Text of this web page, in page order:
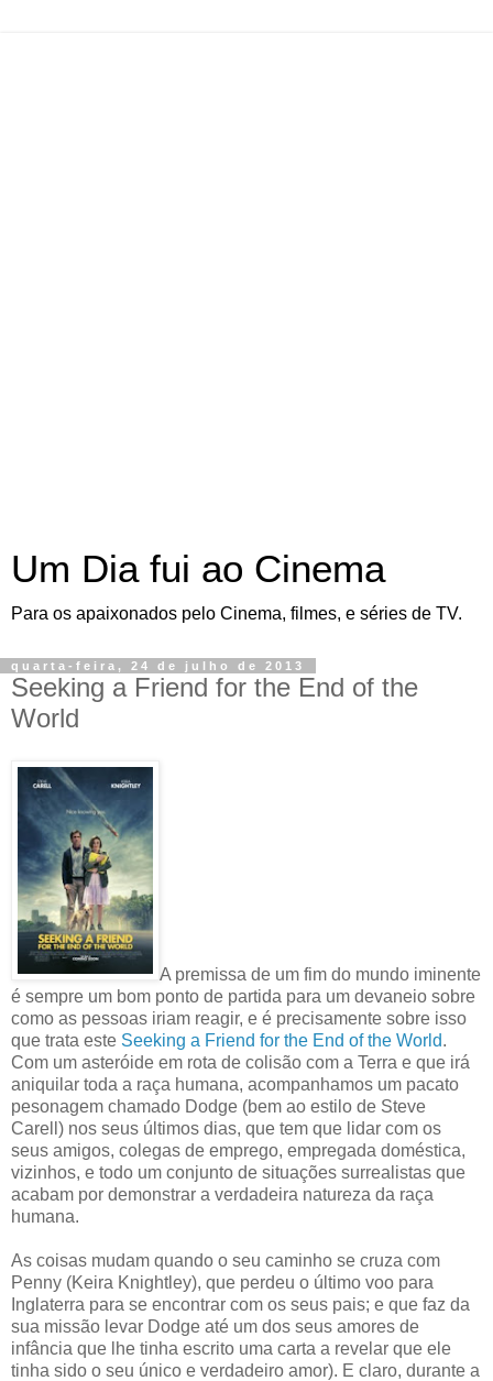
Um Dia fui ao Cinema
Para os apaixonados pelo Cinema, filmes, e séries de TV.
quarta-feira, 24 de julho de 2013
Seeking a Friend for the End of the
World
A premissa de um fim do mundo iminente
é sempre um bom ponto de partida para um devaneio sobre
como as pessoas iriam reagir, e é precisamente sobre isso
que trata este Seeking a Friend for the End of the World.
Com um asteróide em rota de colisão com a Terra e que irá
aniquilar toda a raça humana, acompanhamos um pacato
pesonagem chamado Dodge (bem ao estilo de Steve
Carell) nos seus últimos dias, que tem que lidar com os
seus amigos, colegas de emprego, empregada doméstica,
vizinhos, e todo um conjunto de situações surrealistas que
acabam por demonstrar a verdadeira natureza da raça
humana.
As coisas mudam quando o seu caminho se cruza com
Penny (Keira Knightley), que perdeu o último voo para
Inglaterra para se encontrar com os seus pais; e que faz da
sua missão levar Dodge até um dos seus amores de
infância que lhe tinha escrito uma carta a revelar que ele
tinha sido o seu único e verdadeiro amor). E claro, durante a